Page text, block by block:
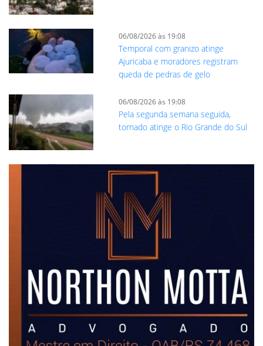
06/08/2026 às 19:08
Temporal com granizo atinge
Ajuricaba e moradores registram
queda de pedras de gelo
06/08/2026 às 19:08
Pela segunda semana seguida,
tornado atinge o Rio Grande do Sul